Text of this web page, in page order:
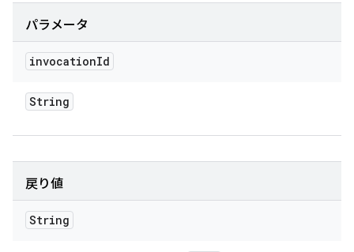
パラメータ
invocationId
String
戻り値
String